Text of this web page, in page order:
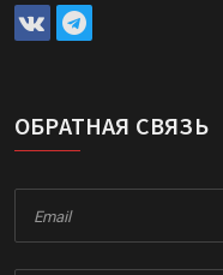
ОБРАТНАЯ СВЯЗЬ